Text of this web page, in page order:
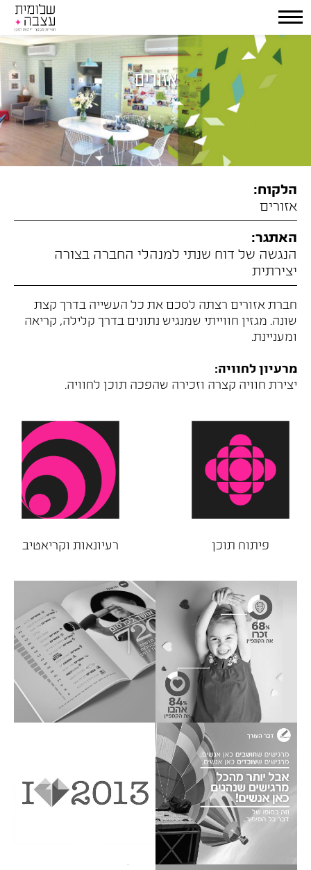
אזורים
הלקוח:
אזורים
האתגר:
הנגשה של דוח שנתי למנהלי החברה בצורה
יצירתית
חברת אזורים רצתה לסכם את כל העשייה בדרך קצת
שונה. מגזין חווייתי שמנגיש נתונים בדרך קלילה, קריאה
ומעניינת.
מרעיון לחוויה:
יצירת חוויה קצרה וזכירה שהפכה תוכן לחוויה.
פיתוח תוכן רעיונאות וקריאטיב